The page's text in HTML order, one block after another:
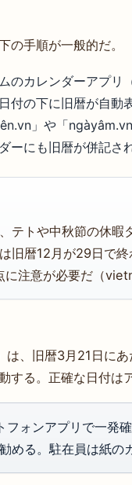
の手順が一般的だ。
のカレンダーアプ
付の下に旧暦が自
」や「
ーにも旧暦が併記
テトや中秋節の休
旧暦12月が29日で終
に注意が必要だ（
、旧暦3月21日にあ
する。正確な日付
フォンアプリで一発
める。駐在員は紙の